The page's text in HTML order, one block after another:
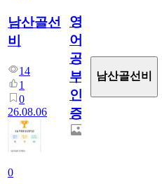
남산골선
비
14
1
0
26.08.06
0
영
어
공
부
인
증
남산골선비